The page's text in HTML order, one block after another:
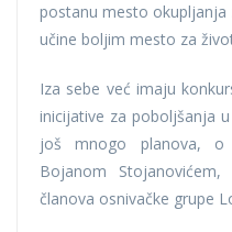
postanu mesto okupljanja
učine boljim mesto za
Iza sebe već imaju
inicijative za poboljšanja
još mnogo planova, o
Bojanom
članova osnivačke grupe